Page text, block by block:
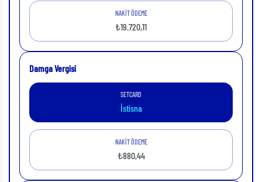
NAKİT ÖDEME
₺19.720,11
Damga Vergisi
SETCARD
İstisna
NAKİT ÖDEME
₺880,44